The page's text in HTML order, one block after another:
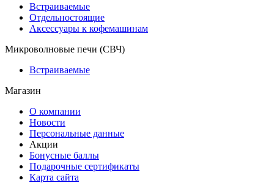
Встраиваемые
Отдельностоящие
Аксессуары к кофемашинам
Микроволновые печи (СВЧ)
Встраиваемые
Магазин
О компании
Новости
Персональные данные
Акции
Бонусные баллы
Подарочные сертификаты
Карта сайта